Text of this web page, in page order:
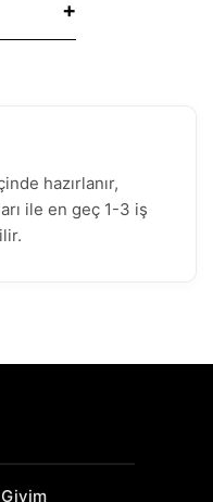
hazırlanır,
ile en geç 1-3 iş